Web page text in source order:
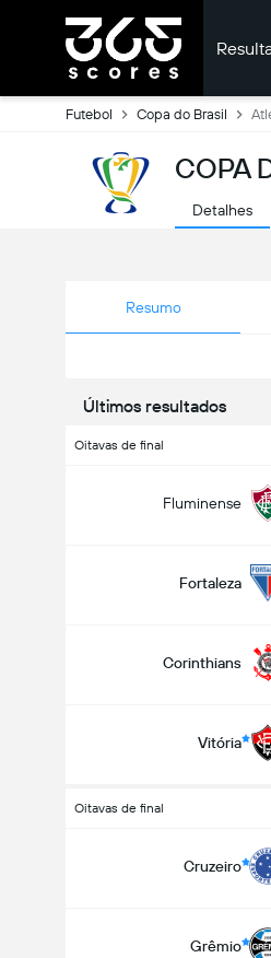
Futebol Copa do Brasil
COPA
Detalhes
Resumo
Últimos resultados
Oitavas de final
Fluminense
Fortaleza
Corinthians
Vitória
Oitavas de final
Cruzeiro
Grêmio